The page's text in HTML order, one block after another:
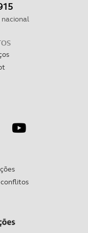
nacional